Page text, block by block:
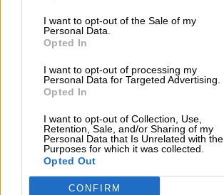
I want to opt-out of the Sale of my
Personal Data.
Opted In
I want to opt-out of processing my
Personal Data for Targeted Advertising.
Opted In
I want to opt-out of Collection, Use,
Retention, Sale, and/or Sharing of my
Personal Data that Is Unrelated with the
Purposes for which it was collected.
Opted Out
CONFIRM